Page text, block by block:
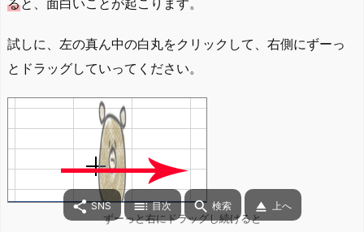
試しに、左の真ん中の白丸をクリックして、右側にずーっ
とドラッグしていってください。
ずーっと右にドラッグし続けると
 SNS  目次  検索  上へ